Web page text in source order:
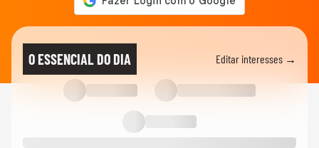
O ESSENCIAL DO DIA Editar interesses →